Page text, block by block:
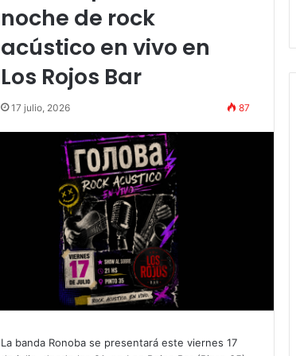
noche de rock
acústico en vivo en
Los Rojos Bar
17 julio, 2026 87
La banda Ronoba se presentará este viernes 17
Stefani